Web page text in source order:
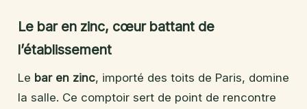
Le bar en zinc, cœur battant de
l’établissement
Le bar en zinc, importé des toits de Paris, domine
la salle. Ce comptoir sert de point de rencontre